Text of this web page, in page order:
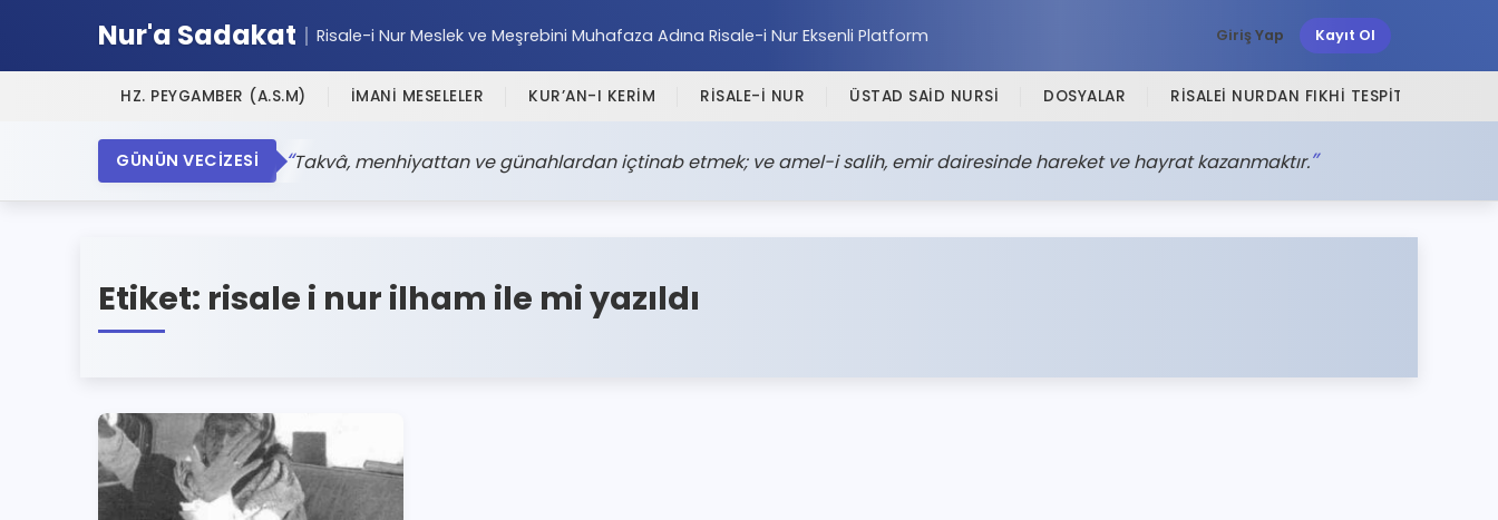
Nur'a Sadakat Risale-i Nur Meslek ve Meşrebini Muhafaza Adına Risale-i Nur Eksenli Platform Giriş Yap Kayıt Ol
HZ. PEYGAMBER (A.S.M) İMANİ MESELELER KUR’AN-I KERİM RİSALE-İ NUR ÜSTAD SAİD NURSİ DOSYALAR RISALEI NURDAN FIKHI TESPITLER
GÜNÜN VECİZESİ Takvâ, menhiyattan ve günahlardan içtinab etmek; ve amel-i salih, emir dairesinde hareket ve hayrat kazanmaktır.
Etiket: risale i nur ilham ile mi yazıldı